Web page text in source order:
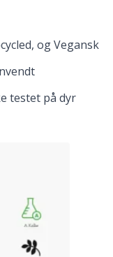
og Vegansk
testet på dyr